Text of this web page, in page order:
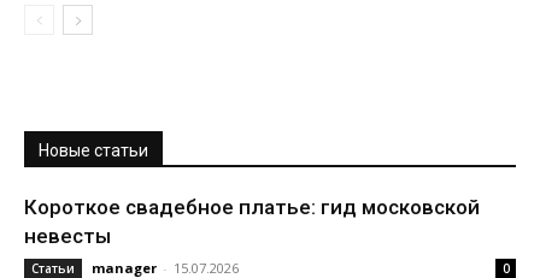
Новые статьи
Короткое свадебное платье: гид московской
невесты
Статьи manager - 15.07.2026 0